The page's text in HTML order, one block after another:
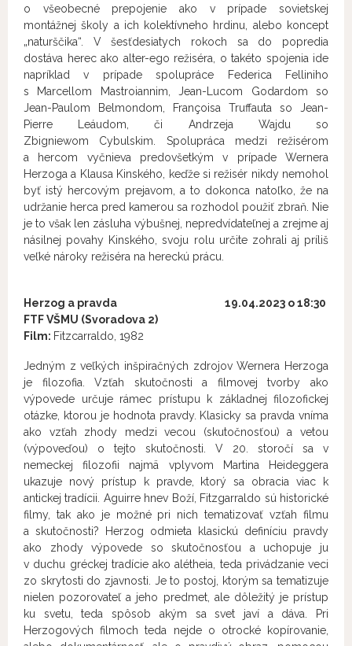
o všeobecné prepojenie ako v prípade sovietskej
montážnej školy a ich kolektívneho hrdinu, alebo koncept
„naturščika“. V šesťdesiatych rokoch sa do popredia
dostáva herec ako alter-ego režiséra, o takéto spojenia ide
napríklad v prípade spolupráce Federica Felliniho
s Marcellom Mastroiannim, Jean-Lucom Godardom so
Jean-Paulom Belmondom, Françoisa Truffauta so Jean-
Pierre Leáudom, či Andrzeja Wajdu so
Zbigniewom Cybulskim. Spolupráca medzi režisérom
a hercom vyčnieva predovšetkým v prípade Wernera
Herzoga a Klausa Kinského, keďže si režisér nikdy nemohol
byť istý hercovým prejavom, a to dokonca natoľko, že na
udržanie herca pred kamerou sa rozhodol použiť zbraň. Nie
je to však len zásluha výbušnej, nepredvídateľnej a zrejme aj
násilnej povahy Kinského, svoju rolu určite zohrali aj príliš
veľké nároky režiséra na hereckú prácu.
Herzog a pravda 19.04.2023 o 18:30
FTF VŠMU (Svoradova 2)
Film: Fitzcarraldo, 1982
Jedným z veľkých inšpiračných zdrojov Wernera Herzoga
je filozofia. Vzťah skutočnosti a filmovej tvorby ako
výpovede určuje rámec prístupu k základnej filozofickej
otázke, ktorou je hodnota pravdy. Klasicky sa pravda vníma
ako vzťah zhody medzi vecou (skutočnosťou) a vetou
(výpoveďou) o tejto skutočnosti. V 20. storočí sa v
nemeckej filozofii najmä vplyvom Martina Heideggera
ukazuje nový prístup k pravde, ktorý sa obracia viac k
antickej tradícii. Aguirre hnev Boží, Fitzgarraldo sú historické
filmy, tak ako je možné pri nich tematizovať vzťah filmu
a skutočnosti? Herzog odmieta klasickú definíciu pravdy
ako zhody výpovede so skutočnosťou a uchopuje ju
v duchu gréckej tradície ako alétheia, teda privádzanie veci
zo skrytosti do zjavnosti. Je to postoj, ktorým sa tematizuje
nielen pozorovateľ a jeho predmet, ale dôležitý je prístup
ku svetu, teda spôsob akým sa svet javí a dáva. Pri
Herzogových filmoch teda nejde o otrocké kopírovanie,